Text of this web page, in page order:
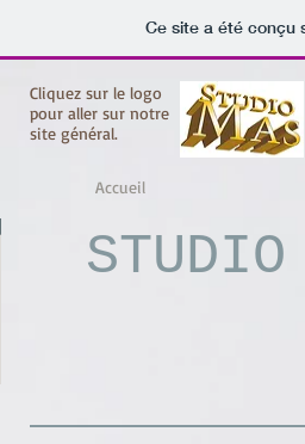
Ce site a été conçu
Cliquez sur le logo
pour aller sur notre
site général.
Accueil
STUDIO